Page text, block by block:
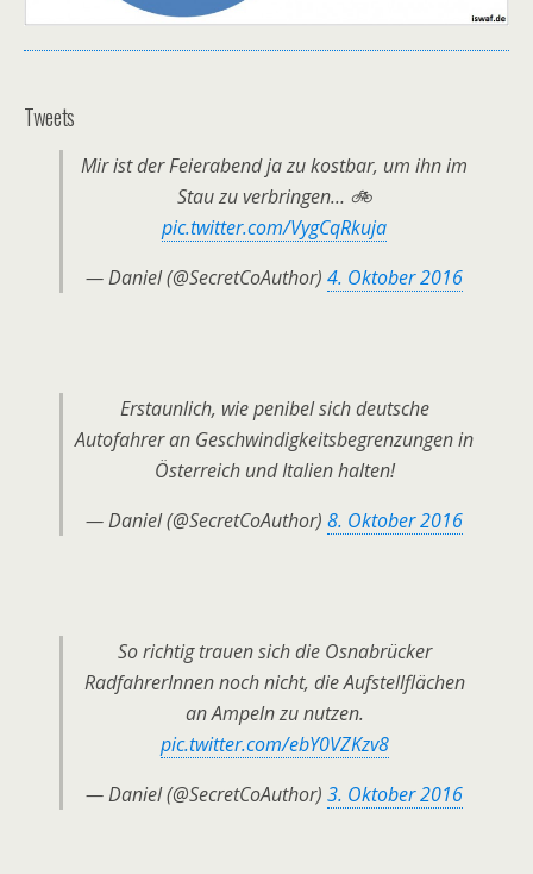
Tweets
Mir ist der Feierabend ja zu kostbar, um ihn im
Stau zu verbringen… 🚲
pic.twitter.com/VygCqRkuja
— Daniel (@SecretCoAuthor) 4. Oktober 2016
Erstaunlich, wie penibel sich deutsche
Autofahrer an Geschwindigkeitsbegrenzungen in
Österreich und Italien halten!
— Daniel (@SecretCoAuthor) 8. Oktober 2016
So richtig trauen sich die Osnabrücker
RadfahrerInnen noch nicht, die Aufstellflächen
an Ampeln zu nutzen.
pic.twitter.com/ebY0VZKzv8
— Daniel (@SecretCoAuthor) 3. Oktober 2016